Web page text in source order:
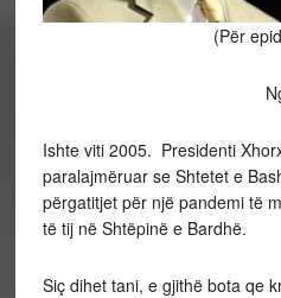
(Për epideminë e
Nga Frank
Ishte viti 2005. Presidenti
paralajmëruar se Shtetet e
përgatitjet për një pandemi të
të tij në Shtëpinë e Bardhë.
Siç dihet tani, e gjithë bota qe